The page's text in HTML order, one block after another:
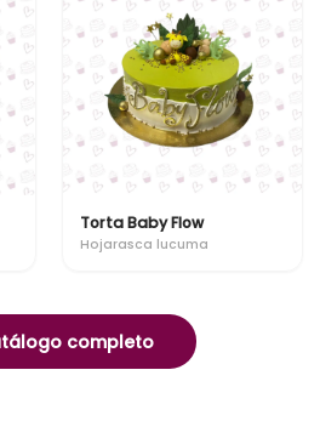
Torta Baby Flow
Hojarasca lucuma
completo